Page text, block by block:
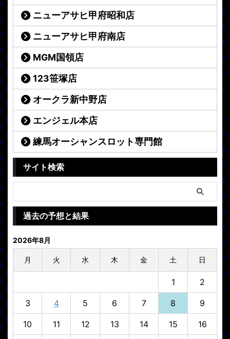
ニューアサヒ甲府昭和店
ニューアサヒ甲府南店
MGM国領店
123笹塚店
オークラ新中野店
エンジェル本店
練馬オーシャンスロット専門館
サイト検索
過去の予想と結果
2026年8月
月 火 水 木 金 土 日
1 2
3 4 5 6 7 8 9
10 11 12 13 14 15 16